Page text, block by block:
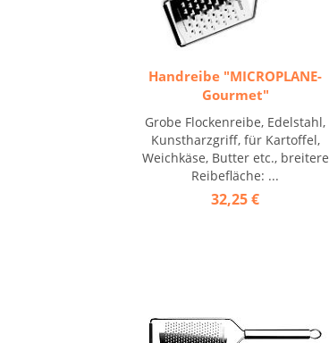
Handreibe "MICROPLANE-
Gourmet"
Grobe Flockenreibe, Edelstahl,
Kunstharzgriff, für Kartoffel,
Weichkäse, Butter etc., breitere
Reibefläche: ...
32,25 €